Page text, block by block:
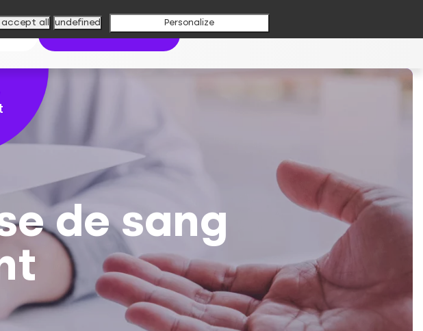
Trouver mon laboratoire
de sang
accept all undefined Personalize